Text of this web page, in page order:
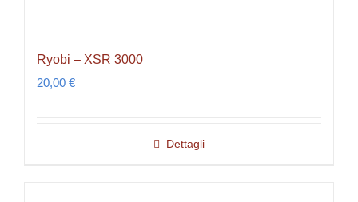
Ryobi – XSR 3000
20,00 €
Dettagli